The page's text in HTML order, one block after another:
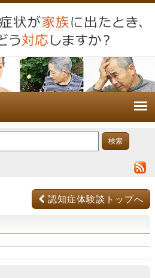
認知症体験談トップへ